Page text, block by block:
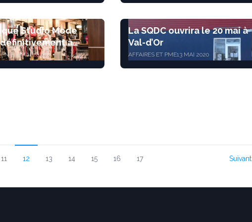
Studio Mode
à
PME19 MAI 2020
La SQDC ouvrira le 20 mai à
Val-d’Or
AFFAIRES ET PME13 MAI 2020
11 12 13 14 15 16 17 Suivant